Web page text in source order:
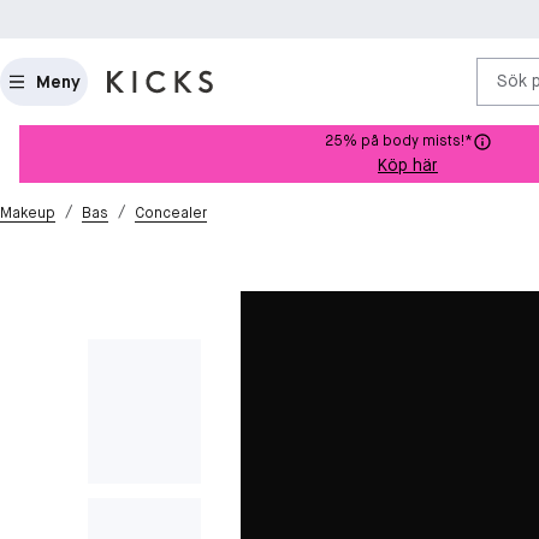
Meny Sök
25% på body mists!*
Köp här
Makeup / Bas / Concealer